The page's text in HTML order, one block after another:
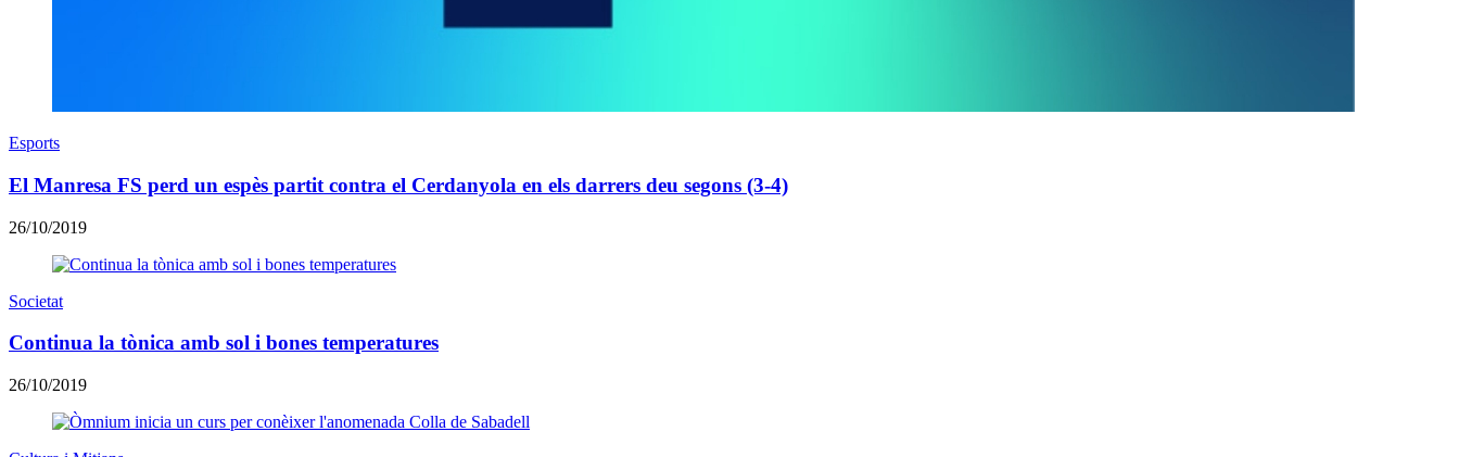
Esports
El Manresa FS perd un espès partit contra el Cerdanyola en els darrers deu segons (3-4)
26/10/2019
Societat
Continua la tònica amb sol i bones temperatures
26/10/2019